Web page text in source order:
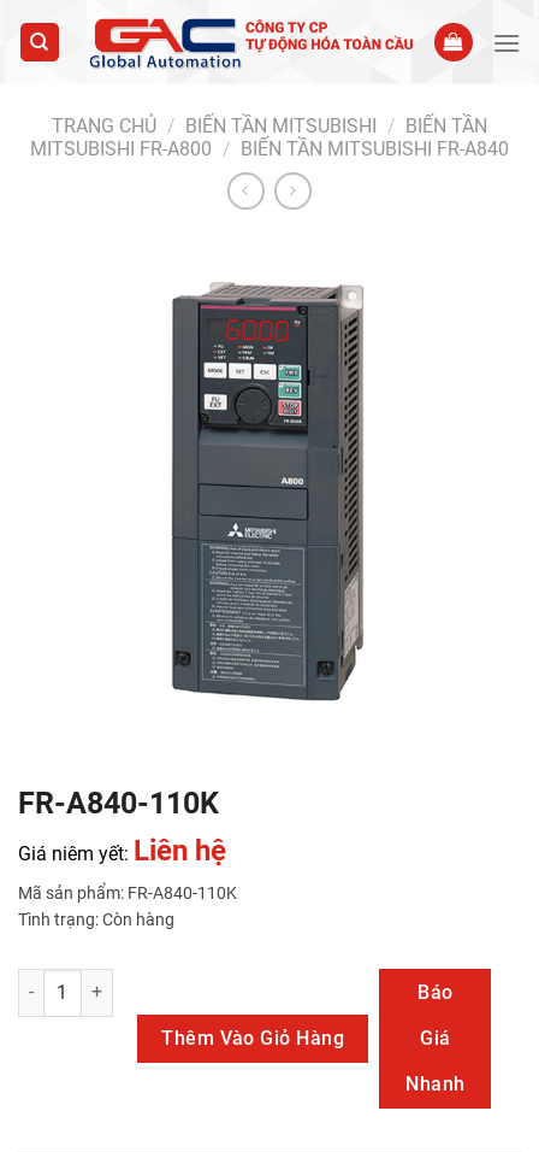
TRANG CHỦ / BIẾN TẦN MITSUBISHI / BIẾN TẦN
MITSUBISHI FR-A800 / BIẾN TẦN MITSUBISHI FR-A840
FR-A840-110K
Giá niêm yết: Liên hệ
Mã sản phẩm: FR-A840-110K
Tình trạng: Còn hàng
FR-A840-110K số lượng
Thêm Vào Giỏ Hàng
Báo
Giá
Nhanh